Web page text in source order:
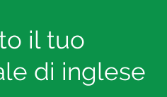
il tuo
di inglese